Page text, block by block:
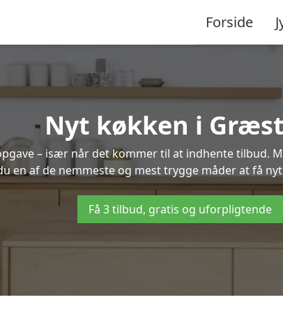
Forside
Nyt køkken i
– især når det kommer til at indhente tilbud.
en af de nemmeste og mest trygge måder at få
Få 3 tilbud, gratis og uforpligtende